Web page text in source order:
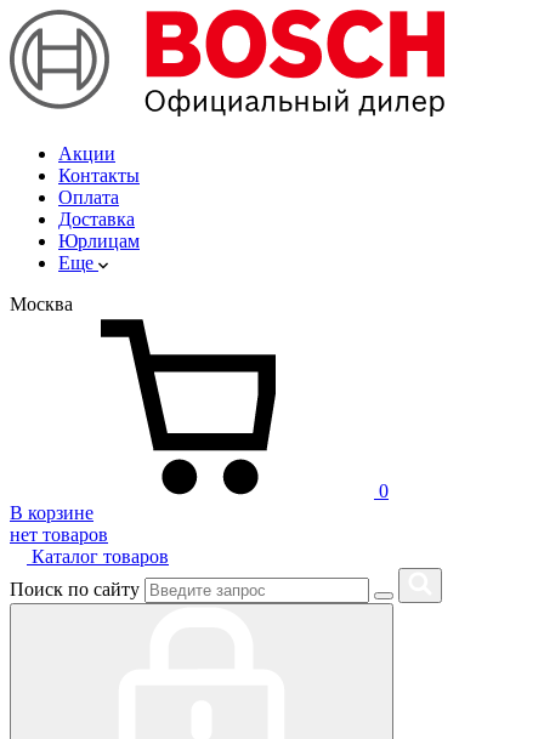
Акции
Контакты
Оплата
Доставка
Юрлицам
Еще
Москва
0
В корзине
нет товаров
Каталог товаров
Поиск по сайту